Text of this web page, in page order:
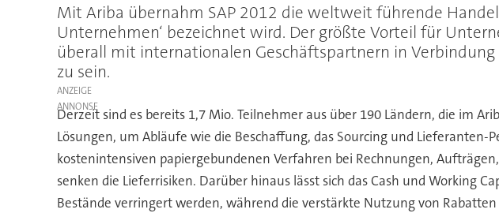
Mit Ariba übernahm SAP 2012 die weltweit führende
Unternehmen‘ bezeichnet wird. Der größte Vorteil für
überall mit internationalen Geschäftspartnern in
zu sein.
ANZEIGE
Derzeit sind es bereits 1,7 Mio. Teilnehmer aus über 190 Ländern, die im
Lösungen, um Abläufe wie die Beschaffung, das Sourcing und
kostenintensiven papiergebundenen Verfahren bei Rechnungen,
senken die Lieferrisiken. Darüber hinaus lässt sich das Cash und Working
Bestände verringert werden, während die verstärkte Nutzung von